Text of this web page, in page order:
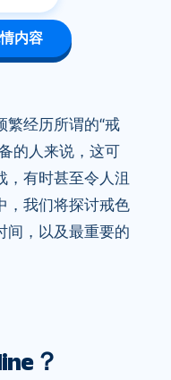
内容
繁经历所谓的“戒
的人来说，这可
，有时甚至令人沮
，我们将探讨戒色
间，以及最重要的
？